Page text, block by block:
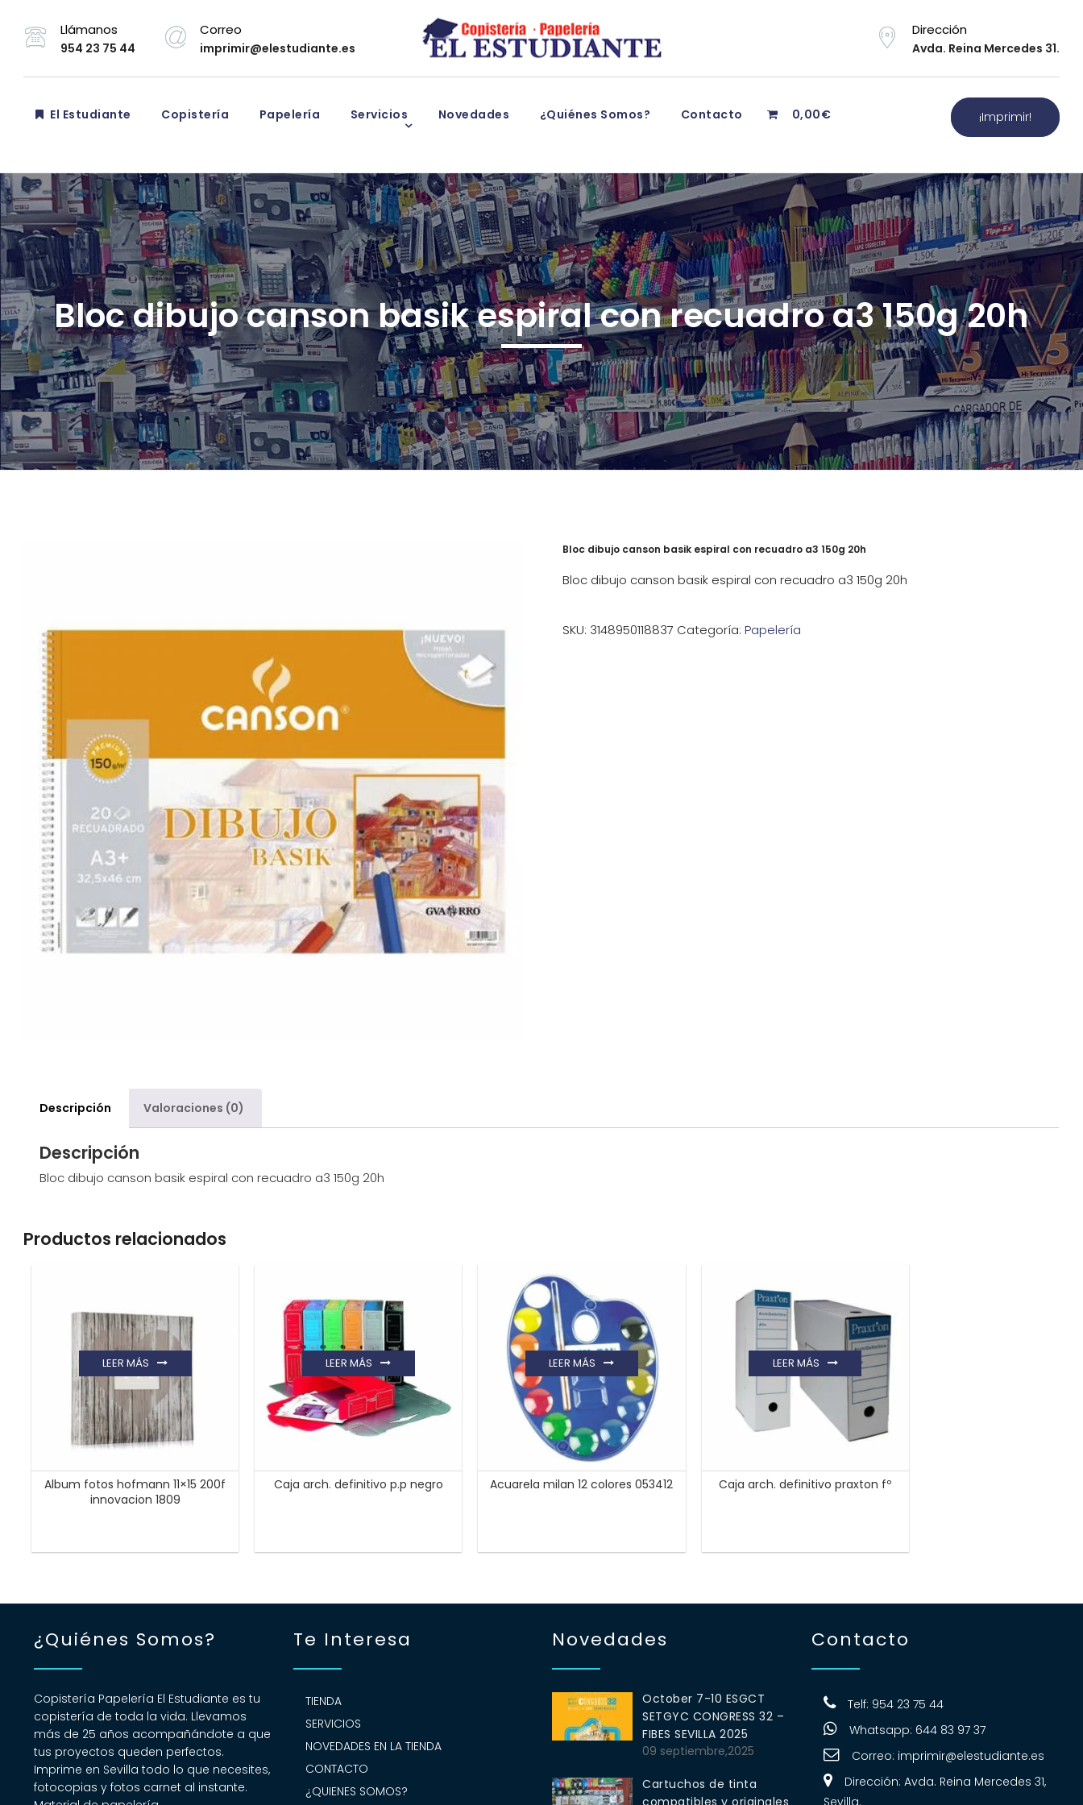
Llámanos
954 23 75 44
Correo
imprimir@elestudiante.es
Dirección
Avda. Reina Mercedes 31.
El Estudiante Copistería Papelería Servicios Novedades ¿Quiénes Somos? Contacto 0,00€ ¡Imprimir!
Bloc dibujo canson basik espiral con recuadro a3 150g 20h
Bloc dibujo canson basik espiral con recuadro a3 150g 20h
Bloc dibujo canson basik espiral con recuadro a3 150g 20h
SKU: 3148950118837 Categoría: Papelería
Descripción Valoraciones (0)
Descripción
Bloc dibujo canson basik espiral con recuadro a3 150g 20h
Productos relacionados
Album fotos hofmann 11×15 200f
innovacion 1809
LEER MÁS
Caja arch. definitivo p.p negro
LEER MÁS
Acuarela milan 12 colores 053412
LEER MÁS
Caja arch. definitivo praxton fº
LEER MÁS
¿Quiénes Somos?
Copistería Papelería El Estudiante es tu
copistería de toda la vida. Llevamos
más de 25 años acompañándote a que
tus proyectos queden perfectos.
Imprime en Sevilla todo lo que necesites,
fotocopias y fotos carnet al instante.
Te Interesa
TIENDA
SERVICIOS
NOVEDADES EN LA TIENDA
CONTACTO
¿QUIENES SOMOS?
Novedades
October 7-10 ESGCT
SETGYC CONGRESS 32 –
FIBES SEVILLA 2025
09 septiembre,2025
Cartuchos de tinta
Contacto
Telf: 954 23 75 44
Whatsapp: 644 83 97 37
Correo: imprimir@elestudiante.es
Dirección: Avda. Reina Mercedes 31,